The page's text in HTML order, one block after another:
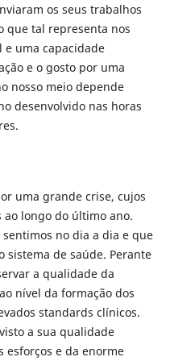
os seus trabalhos
que tal representa nos
e uma capacidade
e o gosto por uma
nosso meio depende
desenvolvido nas horas
uma grande crise, cujos
longo do último ano.
no dia a dia e que
sistema de saúde. Perante
a qualidade da
nível da formação dos
standards clínicos.
a sua qualidade
e da enorme